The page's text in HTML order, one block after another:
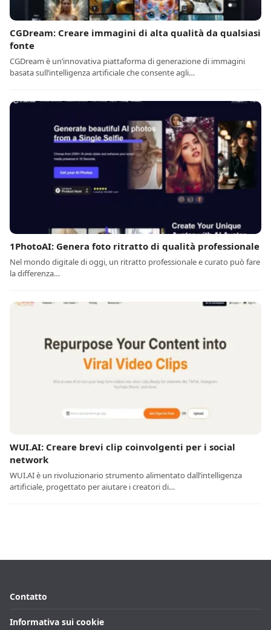
CGDream: Creare immagini di alta qualità da qualsiasi
fonte
CGDream è un’innovativa piattaforma di generazione di immagini
basata sull’intelligenza artificiale che consente agli…
1PhotoAI: Genera foto ritratto di qualità professionale
Nel mondo digitale di oggi, un ritratto professionale e curato può fare
la differenza…
WUI.AI: Creare brevi clip coinvolgenti per i social
network
WUI.AI è un rivoluzionario strumento alimentato dall’intelligenza
artificiale, progettato per aiutare i creatori di…
Contatto
Informativa sui cookie